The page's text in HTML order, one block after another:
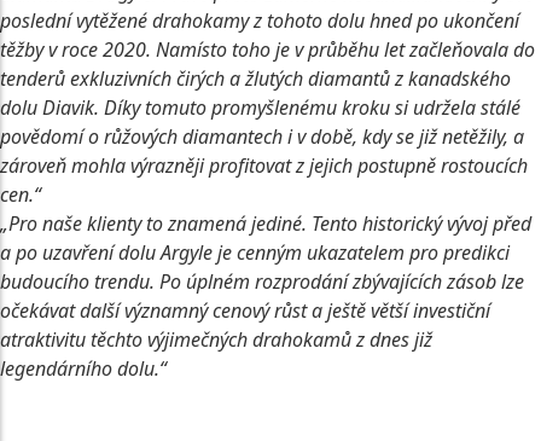
poslední vytěžené drahokamy z tohoto dolu hned po ukončení
těžby v roce 2020. Namísto toho je v průběhu let začleňovala do
tenderů exkluzivních čirých a žlutých diamantů z kanadského
dolu Diavik. Díky tomuto promyšlenému kroku si udržela stálé
povědomí o růžových diamantech i v době, kdy se již netěžily, a
zároveň mohla výrazněji profitovat z jejich postupně rostoucích
cen.“
„Pro naše klienty to znamená jediné. Tento historický vývoj před
a po uzavření dolu Argyle je cenným ukazatelem pro predikci
budoucího trendu. Po úplném rozprodání zbývajících zásob lze
očekávat další významný cenový růst a ještě větší investiční
atraktivitu těchto výjimečných drahokamů z dnes již
legendárního dolu.“